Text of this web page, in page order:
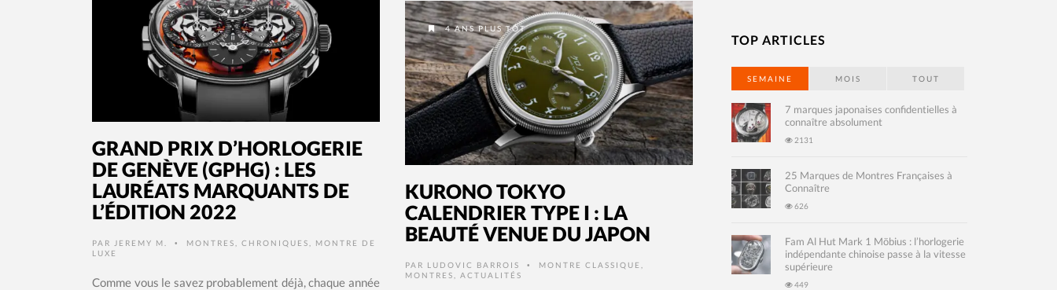
GRAND PRIX D’HORLOGERIE
DE GENÈVE (GPHG) : LES
LAURÉATS MARQUANTS DE
L’ÉDITION 2022
PAR JEREMY M. • MONTRES CHRONIQUES
MONTRE DE
LUXE
Comme vous le savez probablement déjà, chaque année
4 ANS PLUS TÔT
KURONO TOKYO
CALENDRIER TYPE I : LA
BEAUTÉ VENUE DU JAPON
PAR LUDOVIC BARROIS • MONTRE CLASSIQUE
MONTRES
ACTUALITÉS
TOP ARTICLES
SEMAINE MOIS TOUT
7 marques japonaises confidentielles à
connaître absolument
2131
25 Marques de Montres Françaises à
Connaître
626
Fam Al Hut Mark 1 Möbius : l’horlogerie
indépendante chinoise passe à la vitesse
supérieure
449